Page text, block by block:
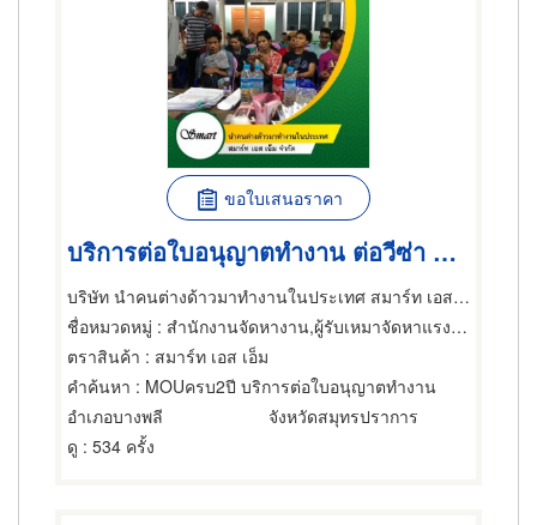
ขอใบเสนอราคา
บริการต่อใบอนุญาตทำงาน ต่อวีซ่า ครบ 2 ปี
บริษัท นำคนต่างด้าวมาทำงานในประเทศ สมาร์ท เอส เอ็ม จำกัด
ชื่อหมวดหมู่ : สำนักงานจัดหางาน,ผู้รับเหมาจัดหาแรงงาน,สำนักงานจัดหางาน
ตราสินค้า : สมาร์ท เอส เอ็ม
คำค้นหา : MOUครบ2ปี บริการต่อใบอนุญาตทำงาน
อำเภอบางพลี
จังหวัดสมุทรปราการ
ดู : 534 ครั้ง